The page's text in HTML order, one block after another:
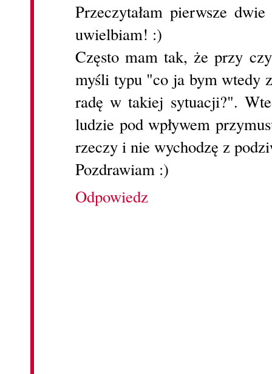
Przeczytałam pierwsze
uwielbiam! :)
Często mam tak, że przy
myśli typu "co ja bym wtedy
radę w takiej sytuacji?".
ludzie pod wpływem
rzeczy i nie wychodzę z
Pozdrawiam :)
Odpowiedz